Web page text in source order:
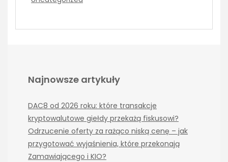
Najnowsze artykuły
DAC8 od 2026 roku: które transakcje
kryptowalutowe giełdy przekażą fiskusowi?
Odrzucenie oferty za rażąco niską cenę – jak
przygotować wyjaśnienia, które przekonają
Zamawiającego i KIO?